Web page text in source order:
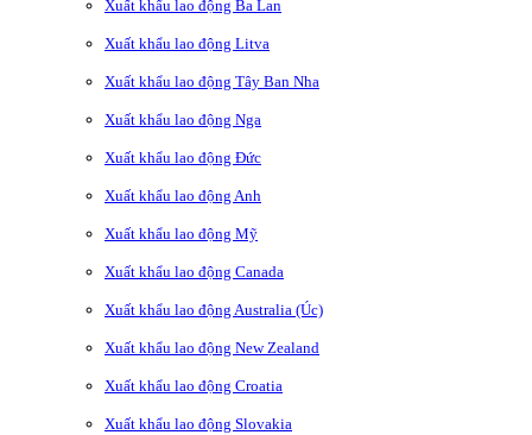
Xuất khẩu lao động Ba Lan
Xuất khẩu lao động Litva
Xuất khẩu lao động Tây Ban Nha
Xuất khẩu lao động Nga
Xuất khẩu lao động Đức
Xuất khẩu lao động Anh
Xuất khẩu lao động Mỹ
Xuất khẩu lao động Canada
Xuất khẩu lao động Australia (Úc)
Xuất khẩu lao động New Zealand
Xuất khẩu lao động Croatia
Xuất khẩu lao động Slovakia